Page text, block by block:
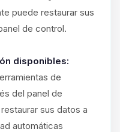
puede restaurar sus
de control.
disponibles:
de
del panel de
sus datos a
automáticas